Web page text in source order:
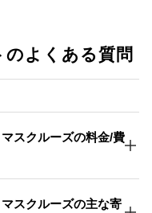
よくある質問
スクルーズの料金/費
スクルーズの主な寄